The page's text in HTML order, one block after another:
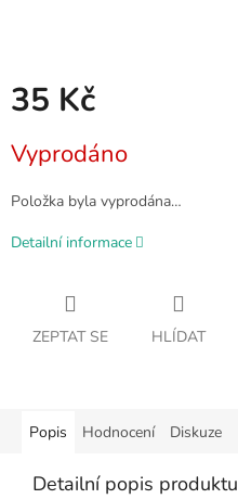
35 Kč
cena:
Vyprodáno
Položka byla vyprodána…
Detailní informace
ZEPTAT SE HLÍDAT
Popis Hodnocení Diskuze
Detailní popis produktu